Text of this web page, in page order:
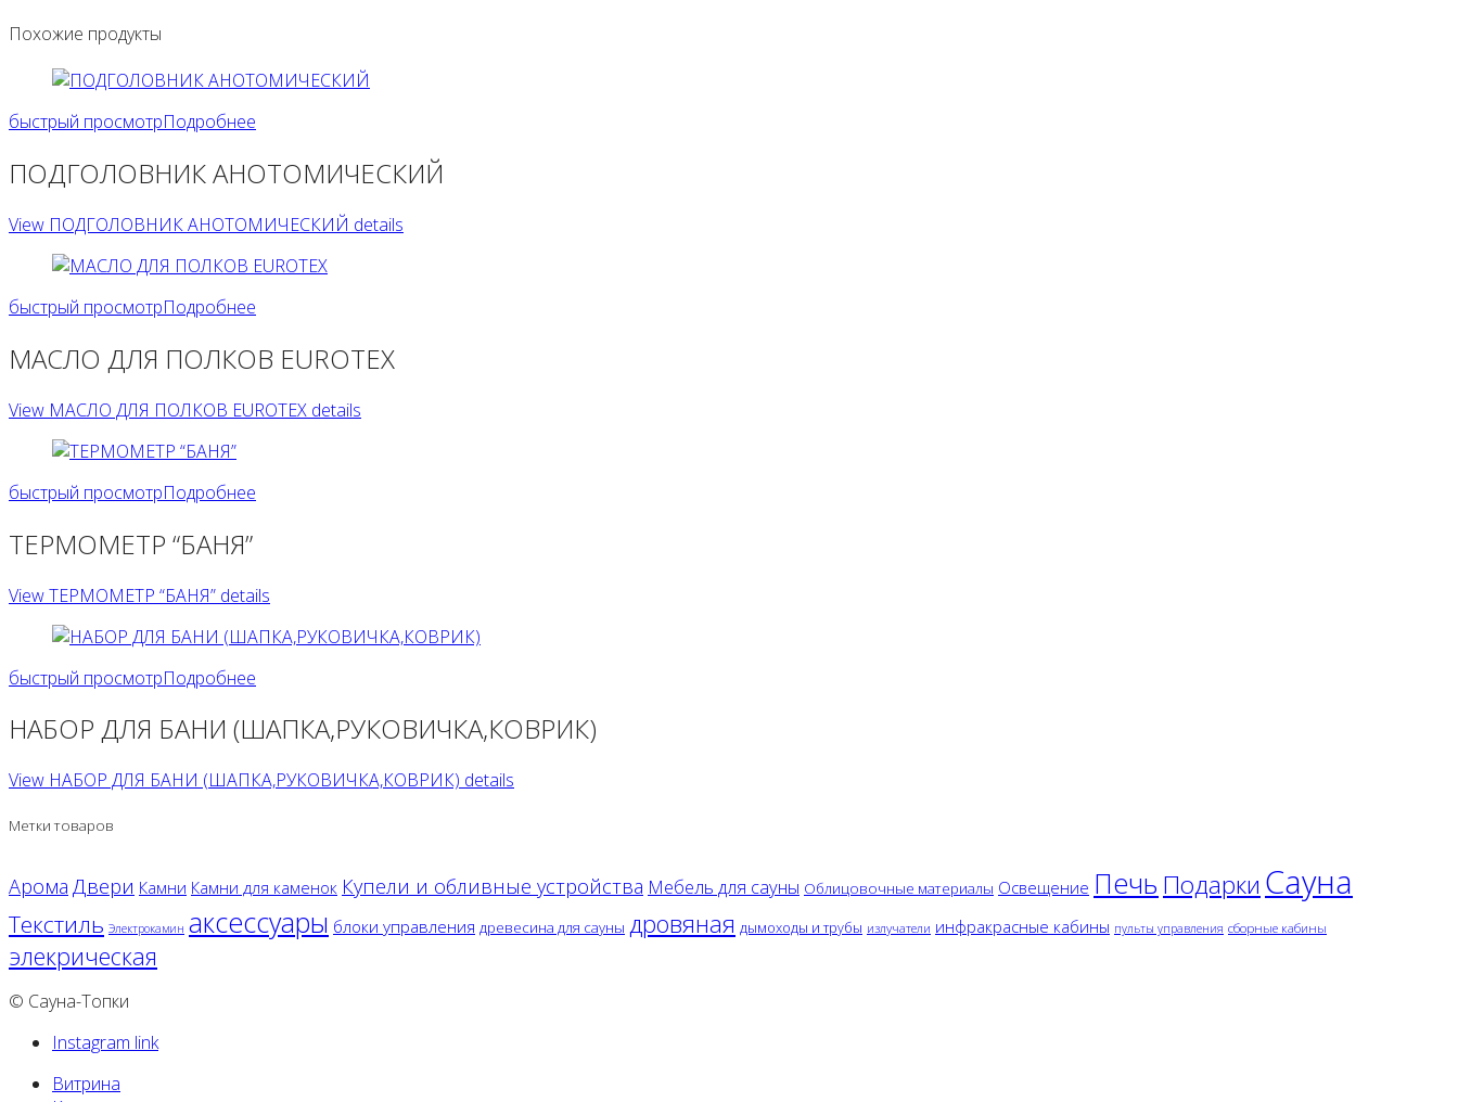
Похожие продукты
быстрый просмотрПодробнее
ПОДГОЛОВНИК АНОТОМИЧЕСКИЙ
View ПОДГОЛОВНИК АНОТОМИЧЕСКИЙ details
быстрый просмотрПодробнее
МАСЛО ДЛЯ ПОЛКОВ EUROTEX
View МАСЛО ДЛЯ ПОЛКОВ EUROTEX details
быстрый просмотрПодробнее
ТЕРМОМЕТР “БАНЯ”
View ТЕРМОМЕТР “БАНЯ” details
быстрый просмотрПодробнее
НАБОР ДЛЯ БАНИ (ШАПКА,РУКОВИЧКА,КОВРИК)
View НАБОР ДЛЯ БАНИ (ШАПКА,РУКОВИЧКА,КОВРИК) details
Метки товаров
Арома Двери Камни Камни для каменок Купели и обливные устройства Мебель для сауны Облицовочные материалы Освещение Печь Подарки Сауна
Текстиль Электрокамин аксессуары блоки управления древесина для сауны дровяная дымоходы и трубы излучатели инфракрасные кабины пульты управления сборные кабины
элекрическая
© Сауна-Топки
Instagram link
Витрина